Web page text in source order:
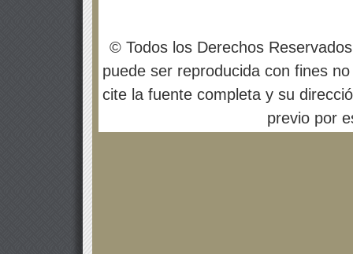
© Todos los Derechos
puede ser reproducida con fines
cite la fuente completa y su
previo por